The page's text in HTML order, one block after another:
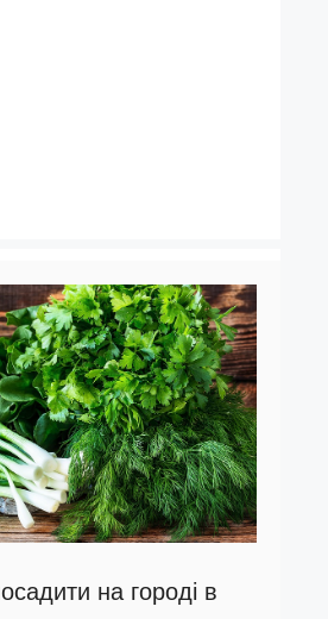
на городі в